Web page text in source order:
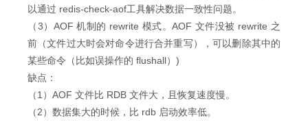
以通过 redis-check-aof工具解决数据一致性问题。
（3）AOF 机制的 rewrite 模式。AOF 文件没被 rewrite 之
前（文件过大时会对命令进行合并重写），可以删除其中的
某些命令（比如误操作的 flushall）)
缺点：
（1）AOF 文件比 RDB 文件大，且恢复速度慢。
（2）数据集大的时候，比 rdb 启动效率低。